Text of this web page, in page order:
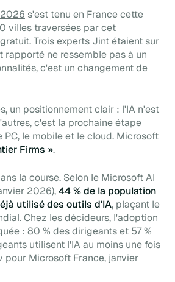
s'est tenu en France cette
villes traversées par cet
Trois experts Jint étaient sur
rapporté ne ressemble pas à un
c'est un changement de
un positionnement clair : l'IA n'est
c'est la prochaine étape
le mobile et le cloud. Microsoft
Firms ».
la course. Selon le Microsoft AI
2026),44 % de la population
utilisé des outils d'IA, plaçant le
Chez les décideurs, l'adoption
: 80 % des dirigeants et 57 %
utilisent l'IA au moins une fois
pour Microsoft France, janvier